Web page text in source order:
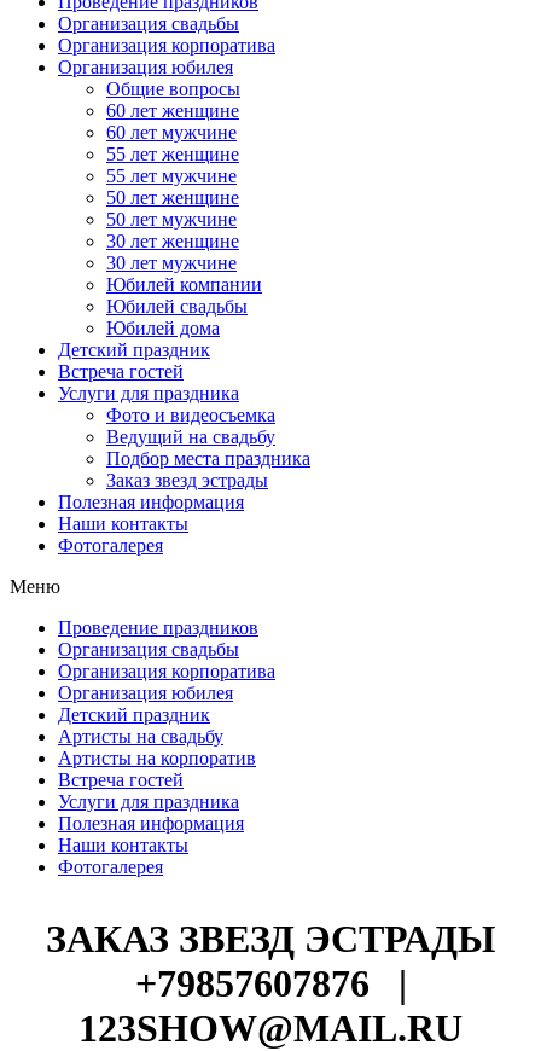
Организация свадьбы
Организация корпоратива
Организация юбилея
Общие вопросы
60 лет женщине
60 лет мужчине
55 лет женщине
55 лет мужчине
50 лет женщине
50 лет мужчине
30 лет женщине
30 лет мужчине
Юбилей компании
Юбилей свадьбы
Юбилей дома
Детский праздник
Встреча гостей
Услуги для праздника
Фото и видеосъемка
Ведущий на свадьбу
Подбор места праздника
Заказ звезд эстрады
Полезная информация
Наши контакты
Фотогалерея
Меню
Проведение праздников
Организация свадьбы
Организация корпоратива
Организация юбилея
Детский праздник
Артисты на свадьбу
Артисты на корпоратив
Встреча гостей
Услуги для праздника
Полезная информация
Наши контакты
Фотогалерея
ЗАКАЗ ЗВЕЗД ЭСТРАДЫ
+79857607876
|
123SHOW@MAIL.RU